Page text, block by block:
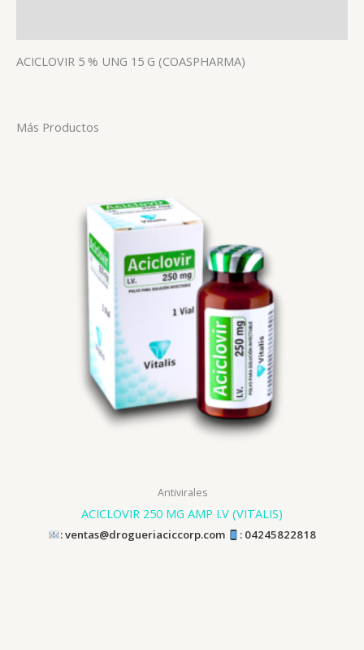
ACICLOVIR 5 % UNG 15 G (COASPHARMA)
Más Productos
Antivirales
ACICLOVIR 250 MG AMP I.V (VITALIS)
: ventas@drogueriaciccorp.com : 04245822818